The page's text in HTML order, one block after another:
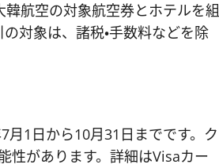
航空の対象航空券とホテルを組
対象は、諸税・手数料などを除
1日から10月31日までです。ク
性があります。詳細はVisaカー